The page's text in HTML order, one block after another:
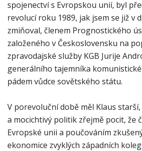
spojenectví s Evropskou unií, byl
revolucí roku 1989, jak jsem se již v
zmiňoval, členem Prognostického
založeného v Československu na
zpravodajské služby KGB Jurije
generálního tajemníka
pádem vůdce sovětského státu.
V porevoluční době měl Klaus
a mocichtivý politik zřejmě pocit, že
Evropské unii a poučováním
ekonomice zvyklých západních